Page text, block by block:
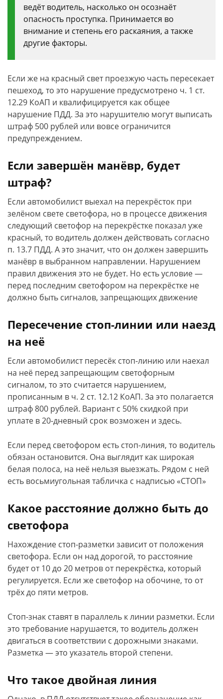
ведёт водитель, насколько он осознаёт
опасность проступка. Принимается во
внимание и степень его раскаяния, а также
другие факторы.
Если же на красный свет проезжую часть пересекает
пешеход, то это нарушение предусмотрено ч. 1 ст.
12.29 КоАП и квалифицируется как общее
нарушение ПДД. За это нарушителю могут выписать
штраф 500 рублей или вовсе ограничится
предупреждением.
Если завершён манёвр, будет
штраф?
Если автомобилист выехал на перекрёсток при
зелёном свете светофора, но в процессе движения
следующий светофор на перекрёстке показал уже
красный, то водитель должен действовать согласно
п. 13.7 ПДД. А это значит, что он должен завершить
манёвр в выбранном направлении. Нарушением
правил движения это не будет. Но есть условие —
перед последним светофором на перекрёстке не
должно быть сигналов, запрещающих движение
Пересечение стоп-линии или наезд
на неё
Если автомобилист пересёк стоп-линию или наехал
на неё перед запрещающим светофорным
сигналом, то это считается нарушением,
прописанным в ч. 2 ст. 12.12 КоАП. За это полагается
штраф 800 рублей. Вариант с 50% скидкой при
уплате в 20-дневный срок возможен и здесь.
Если перед светофором есть стоп-линия, то водитель
обязан остановится. Она выглядит как широкая
белая полоса, на неё нельзя выезжать. Рядом с ней
есть восьмиугольная табличка с надписью «СТОП»
Какое расстояние должно быть до
светофора
Нахождение стоп-разметки зависит от положения
светофора. Если он над дорогой, то расстояние
будет от 10 до 20 метров от перекрёстка, который
регулируется. Если же светофор на обочине, то от
трёх до пяти метров.
Стоп-знак ставят в параллель к линии разметки. Если
это требование нарушается, то водитель должен
двигаться в соответствии с дорожными знаками.
Разметка — это указатель второй степени.
Что такое двойная линия